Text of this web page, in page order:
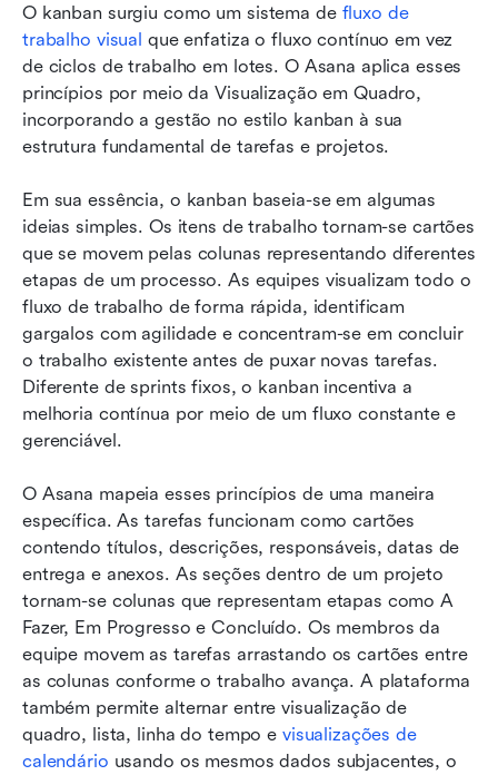
O kanban surgiu como um sistema de fluxo de
trabalho visual que enfatiza o fluxo contínuo em vez
de ciclos de trabalho em lotes. O Asana aplica esses
princípios por meio da Visualização em Quadro,
incorporando a gestão no estilo kanban à sua
estrutura fundamental de tarefas e projetos.
Em sua essência, o kanban baseia-se em algumas
ideias simples. Os itens de trabalho tornam-se cartões
que se movem pelas colunas representando diferentes
etapas de um processo. As equipes visualizam todo o
fluxo de trabalho de forma rápida, identificam
gargalos com agilidade e concentram-se em concluir
o trabalho existente antes de puxar novas tarefas.
Diferente de sprints fixos, o kanban incentiva a
melhoria contínua por meio de um fluxo constante e
gerenciável.
O Asana mapeia esses princípios de uma maneira
específica. As tarefas funcionam como cartões
contendo títulos, descrições, responsáveis, datas de
entrega e anexos. As seções dentro de um projeto
tornam-se colunas que representam etapas como A
Fazer, Em Progresso e Concluído. Os membros da
equipe movem as tarefas arrastando os cartões entre
as colunas conforme o trabalho avança. A plataforma
também permite alternar entre visualização de
quadro, lista, linha do tempo e visualizações de
calendário usando os mesmos dados subjacentes, o